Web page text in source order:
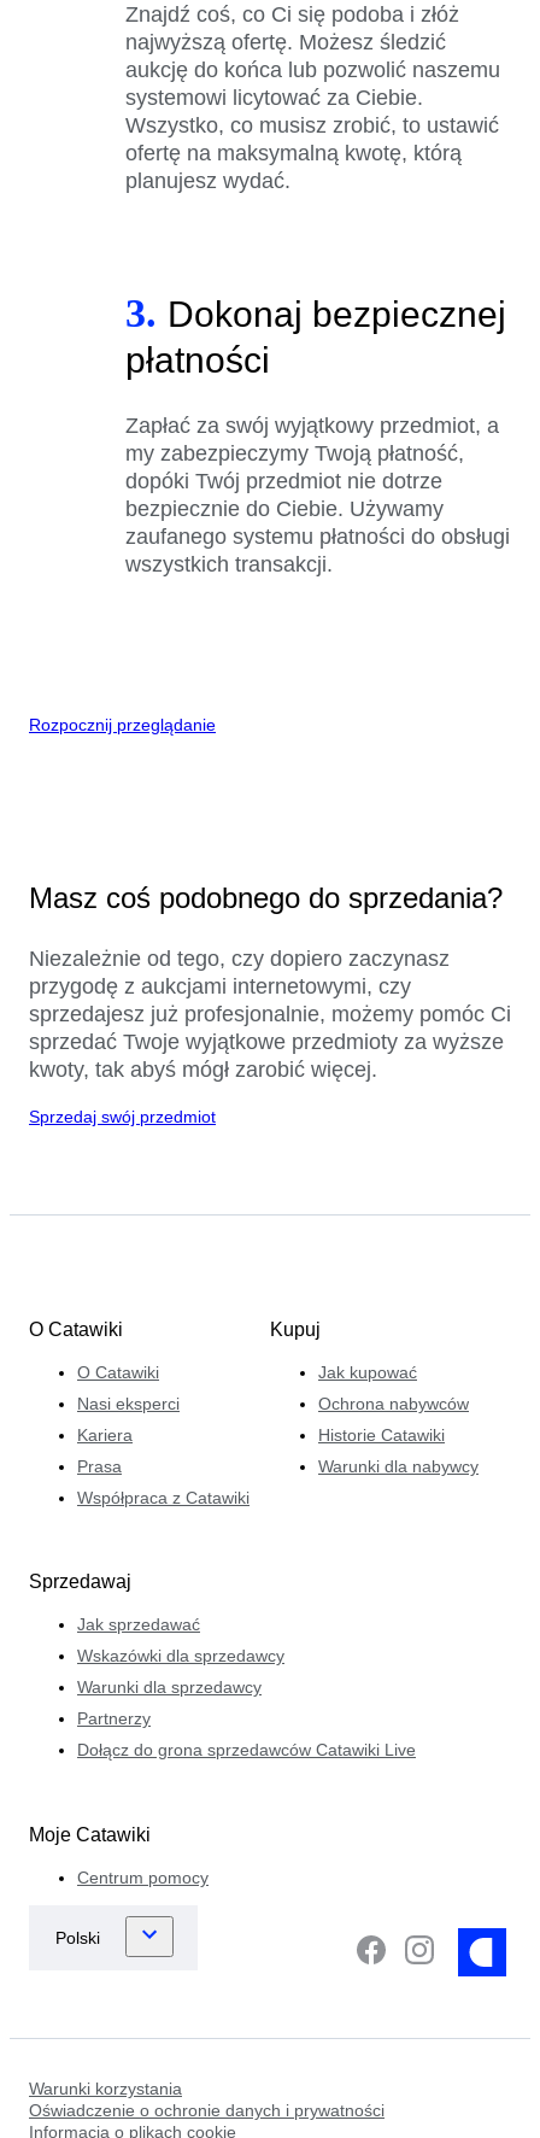
Znajdź coś, co Ci się podoba i złóż
najwyższą ofertę. Możesz śledzić
aukcję do końca lub pozwolić naszemu
systemowi licytować za Ciebie.
Wszystko, co musisz zrobić, to ustawić
ofertę na maksymalną kwotę, którą
planujesz wydać.
3. Dokonaj bezpiecznej
płatności
Zapłać za swój wyjątkowy przedmiot, a
my zabezpieczymy Twoją płatność,
dopóki Twój przedmiot nie dotrze
bezpiecznie do Ciebie. Używamy
zaufanego systemu płatności do obsługi
wszystkich transakcji.
Rozpocznij przeglądanie
Masz coś podobnego do sprzedania?
Niezależnie od tego, czy dopiero zaczynasz
przygodę z aukcjami internetowymi, czy
sprzedajesz już profesjonalnie, możemy pomóc Ci
sprzedać Twoje wyjątkowe przedmioty za wyższe
kwoty, tak abyś mógł zarobić więcej.
Sprzedaj swój przedmiot
O Catawiki
O Catawiki
Nasi eksperci
Kariera
Prasa
Współpraca z Catawiki
Kupuj
Jak kupować
Ochrona nabywców
Historie Catawiki
Warunki dla nabywcy
Sprzedawaj
Jak sprzedawać
Wskazówki dla sprzedawcy
Warunki dla sprzedawcy
Partnerzy
Dołącz do grona sprzedawców Catawiki Live
Moje Catawiki
Centrum pomocy
Warunki korzystania
Oświadczenie o ochronie danych i prywatności
Informacja o plikach cookie